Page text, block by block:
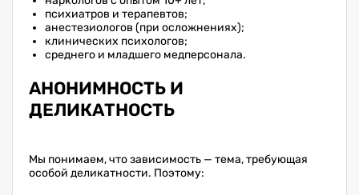
психиатров и терапевтов;
анестезиологов (при осложнениях);
клинических психологов;
среднего и младшего медперсонала.
АНОНИМНОСТЬ И
ДЕЛИКАТНОСТЬ
Мы понимаем, что зависимость — тема, требующая
особой деликатности. Поэтому: